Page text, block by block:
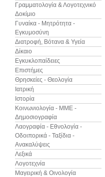
Γραμματολογία & Λογοτεχνικό
Δοκίμιο
Γυναίκα - Μητρότητα -
Εγκυμοσύνη
Διατροφή, Βότανα & Υγεία
Δίκαιο
Εγκυκλοπαίδειες
Επιστήμες
Θρησκείες - Θεολογία
Ιατρική
Ιστορία
Κοινωνιολογία - ΜΜΕ -
Δημοσιογραφία
Λαογραφία - Εθνολογία -
Οδοιπορικά - Ταξίδια -
Ανακαλύψεις
Λεξικά
Λογοτεχνία
Μαγειρική & Οινολογία